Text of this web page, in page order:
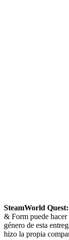
SteamWorld
& Form puede hacer
género de esta
hizo la propia